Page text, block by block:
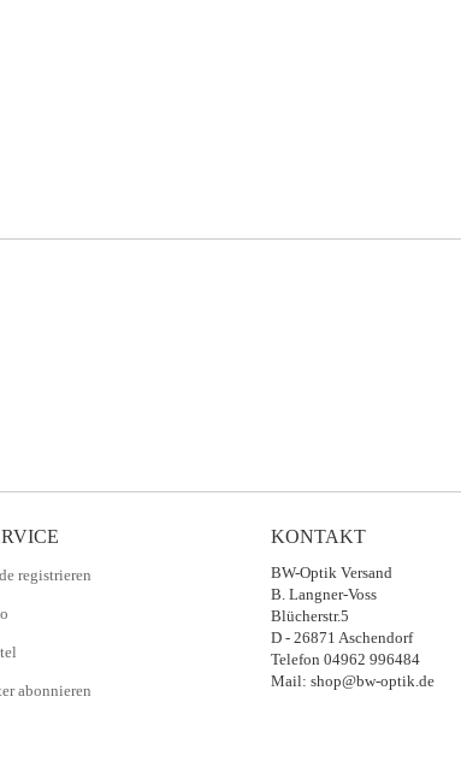
registrieren
abonnieren
KONTAKT
BW-Optik Versand
B. Langner-Voss
Blücherstr.5
D - 26871 Aschendorf
Telefon 04962 996484
Mail: shop@bw-optik.de